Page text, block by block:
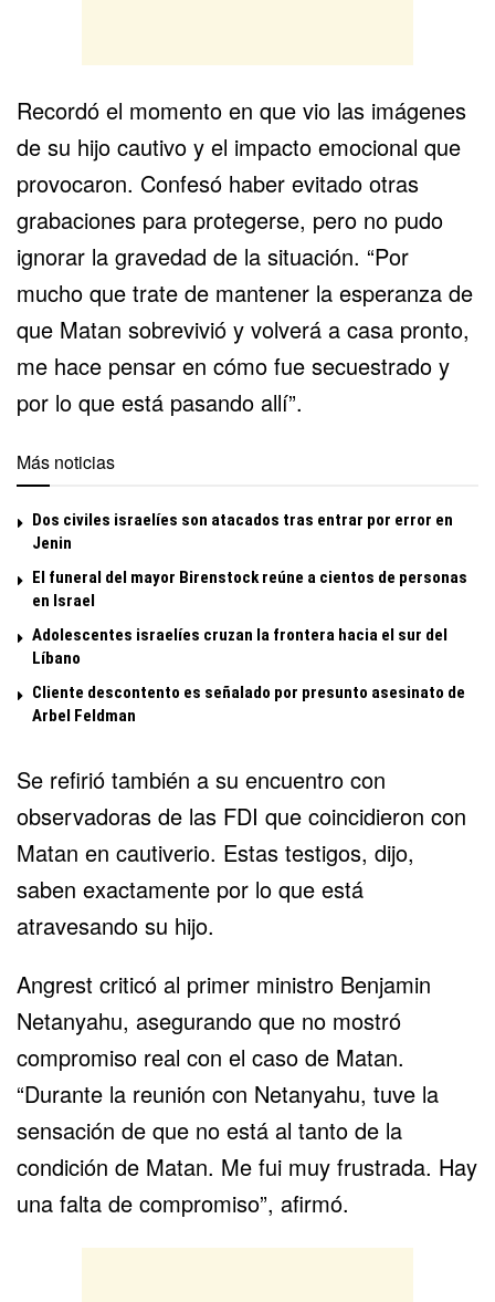
Recordó el momento en que vio las imágenes
de su hijo cautivo y el impacto emocional que
provocaron. Confesó haber evitado otras
grabaciones para protegerse, pero no pudo
ignorar la gravedad de la situación. “Por
mucho que trate de mantener la esperanza de
que Matan sobrevivió y volverá a casa pronto,
me hace pensar en cómo fue secuestrado y
por lo que está pasando allí”.
Más noticias
Dos civiles israelíes son atacados tras entrar por error en
Jenin
El funeral del mayor Birenstock reúne a cientos de personas
en Israel
Adolescentes israelíes cruzan la frontera hacia el sur del
Líbano
Cliente descontento es señalado por presunto asesinato de
Arbel Feldman
Se refirió también a su encuentro con
observadoras de las FDI que coincidieron con
Matan en cautiverio. Estas testigos, dijo,
saben exactamente por lo que está
atravesando su hijo.
Angrest criticó al primer ministro Benjamin
Netanyahu, asegurando que no mostró
compromiso real con el caso de Matan.
“Durante la reunión con Netanyahu, tuve la
sensación de que no está al tanto de la
condición de Matan. Me fui muy frustrada. Hay
una falta de compromiso”, afirmó.